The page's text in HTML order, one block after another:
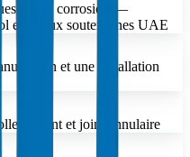
et à la corrosion —
et d'eaux souterraines UAE
et une installation
solvant et joint annulaire